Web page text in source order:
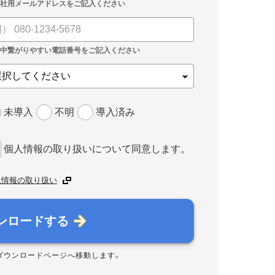
未導入 不明 導入済み
個人情報の取り扱いについて同意します。
報の取り扱い
ロードする
ウンロードページへ移動します。